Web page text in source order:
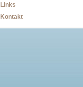
Links
Kontakt